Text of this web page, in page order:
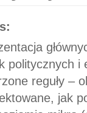
politycznych i
reguły –
jak